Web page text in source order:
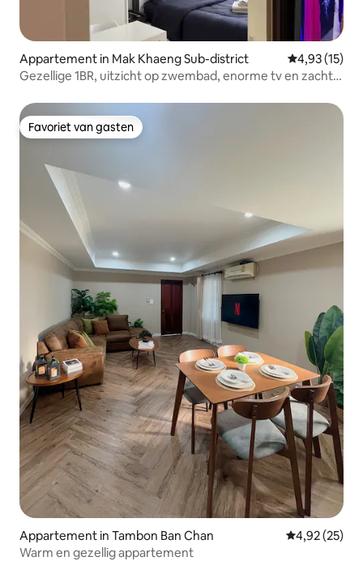
Appartement in Mak Khaeng Sub-district Gemiddelde
4,93 (15)
Gezellige 1BR, uitzicht op zwembad, enorme tv en zacht
Favoriet van gasten
Favoriet van gasten
Appartement in Tambon Ban Chan Gemiddelde
4,92 (25)
Warm en gezellig appartement